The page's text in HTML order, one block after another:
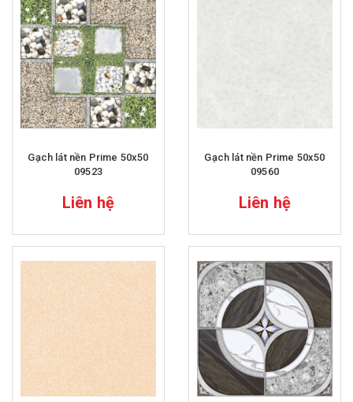
Gạch lát nền Prime 50x50
09523
Liên hệ
Gạch lát nền Prime 50x50
09560
Liên hệ